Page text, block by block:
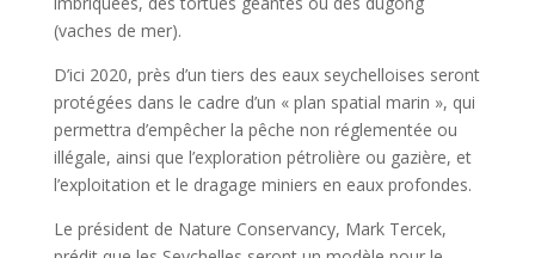
(vaches de mer).
D’ici 2020, près d’un tiers des eaux seychelloises seront
protégées dans le cadre d’un « plan spatial marin », qui
permettra d’empêcher la pêche non réglementée ou
illégale, ainsi que l’exploration pétrolière ou gazière, et
l’exploitation et le dragage miniers en eaux profondes.
Le président de Nature Conservancy, Mark Tercek,